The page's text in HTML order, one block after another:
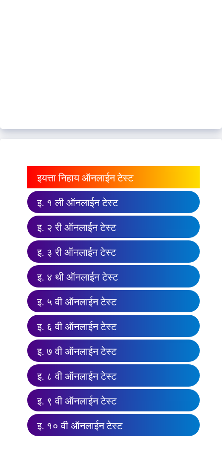
इयत्ता निहाय ऑनलाईन टेस्ट
इ. १ ली ऑनलाईन टेस्ट
इ. २ री ऑनलाईन टेस्ट
इ. ३ री ऑनलाईन टेस्ट
इ. ४ थी ऑनलाईन टेस्ट
इ. ५ वी ऑनलाईन टेस्ट
इ. ६ वी ऑनलाईन टेस्ट
इ. ७ वी ऑनलाईन टेस्ट
इ. ८ वी ऑनलाईन टेस्ट
इ. ९ वी ऑनलाईन टेस्ट
इ. १० वी ऑनलाईन टेस्ट